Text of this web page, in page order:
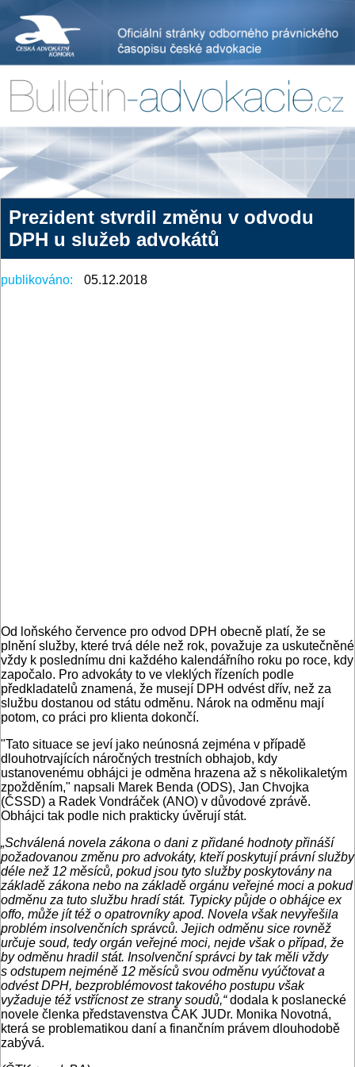
Prezident stvrdil změnu v odvodu
DPH u služeb advokátů
publikováno: 05.12.2018
Od loňského července pro odvod DPH obecně platí, že se
plnění služby, které trvá déle než rok, považuje za uskutečněné
vždy k poslednímu dni každého kalendářního roku po roce, kdy
započalo. Pro advokáty to ve vleklých řízeních podle
předkladatelů znamená, že musejí DPH odvést dřív, než za
službu dostanou od státu odměnu. Nárok na odměnu mají
potom, co práci pro klienta dokončí.
"Tato situace se jeví jako neúnosná zejména v případě
dlouhotrvajících náročných trestních obhajob, kdy
ustanovenému obhájci je odměna hrazena až s několikaletým
zpožděním," napsali Marek Benda (ODS), Jan Chvojka
(ČSSD) a Radek Vondráček (ANO) v důvodové zprávě.
Obhájci tak podle nich prakticky úvěrují stát.
„Schválená novela zákona o dani z přidané hodnoty přináší
požadovanou změnu pro advokáty, kteří poskytují právní služby
déle než 12 měsíců, pokud jsou tyto služby poskytovány na
základě zákona nebo na základě orgánu veřejné moci a pokud
odměnu za tuto službu hradí stát. Typicky půjde o obhájce ex
offo, může jít též o opatrovníky apod. Novela však nevyřešila
problém insolvenčních správců. Jejich odměnu sice rovněž
určuje soud, tedy orgán veřejné moci, nejde však o případ, že
by odměnu hradil stát. Insolvenční správci by tak měli vždy
s odstupem nejméně 12 měsíců svou odměnu vyúčtovat a
odvést DPH, bezproblémovost takového postupu však
vyžaduje též vstřícnost ze strany soudů,“dodala k poslanecké
novele členka představenstva ČAK JUDr. Monika Novotná,
která se problematikou daní a finančním právem dlouhodobě
zabývá.